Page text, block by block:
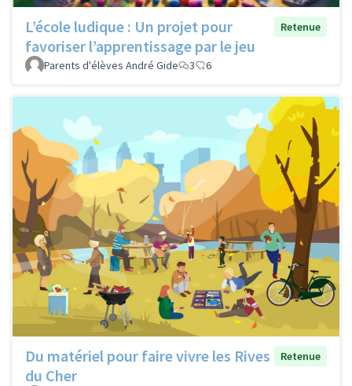
L’école ludique : Un projet pour
favoriser l’apprentissage par le jeu
Retenue
Parents d'élèves André Gide 3 6
Du matériel pour faire vivre les Rives
du Cher
Retenue